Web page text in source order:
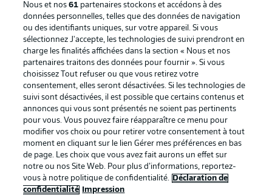
La publicité Conditions d’utilisation des
Mentions Légales Gérer mes préférences
Déclaration de
confidentialité
Diffuseurs
Travaux Contact
Impression Joueurs
Nous et nos61 partenaires stockons et accédons à des
données personnelles, telles que des données de navigation
ou des identifiants uniques, sur votre appareil. Si vous
sélectionnez J'accepte, les technologies de suivi prendront en
charge les finalités affichées dans la section « Nous et nos
partenaires traitons des données pour fournir ». Si vous
choisissez Tout refuser ou que vous retirez votre
consentement, elles seront désactivées. Si les technologies de
suivi sont désactivées, il est possible que certains contenus et
annonces qui vous sont présentés ne soient pas pertinents
pour vous. Vous pouvez faire réapparaître ce menu pour
modifier vos choix ou pour retirer votre consentement à tout
moment en cliquant sur le lien Gérer mes préférences en bas
de page. Les choix que vous avez fait aurons un effet sur
notre ou nos Site Web. Pour plus d’informations, reportez-
vous à notre politique de confidentialité.
Déclaration de
confidentialité
Impression